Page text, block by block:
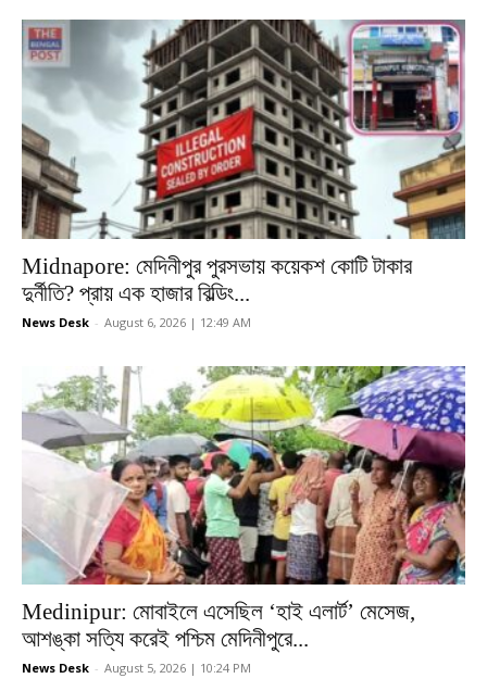
Midnapore: মেদিনীপুর পুরসভায় কয়েকশ কোটি টাকার
দুর্নীতি? প্রায় এক হাজার বিল্ডিং...
News Desk - August 6, 2026 | 12:49 AM
Medinipur: মোবাইলে এসেছিল ‘হাই এলার্ট’ মেসেজ,
আশঙ্কা সত্যি করেই পশ্চিম মেদিনীপুরে...
News Desk - August 5, 2026 | 10:24 PM